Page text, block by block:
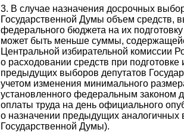
3. В случае назначения досрочных
Государственной Думы объем средств,
федерального бюджета на их
может быть меньше суммы,
Центральной избирательной комиссии
о расходовании средств при
предыдущих выборов депутатов
учетом изменения минимального
установленного федеральным законом
оплаты труда на день официального
о назначении предыдущих аналогичных
Государственной Думы).